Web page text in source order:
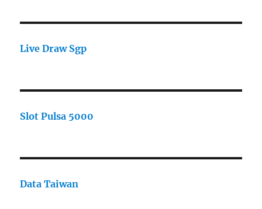
Live Draw Sgp
Slot Pulsa 5000
Data Taiwan